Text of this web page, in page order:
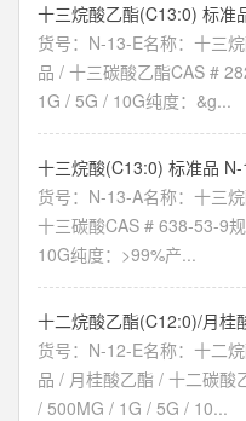
十三烷酸乙酯(C13:0) 标准
货号：N-13-E名称：十三
品 / 十三碳酸乙酯CAS #
1G / 5G / 10G纯度：&g...
十三烷酸(C13:0) 标准品
货号：N-13-A名称：十三
十三碳酸CAS # 638-53-9
10G纯度：>99%产...
十二烷酸乙酯(C12:0)/月桂
货号：N-12-E名称：十二
品 / 月桂酸乙酯 / 十二碳
/ 500MG / 1G / 5G / 10...